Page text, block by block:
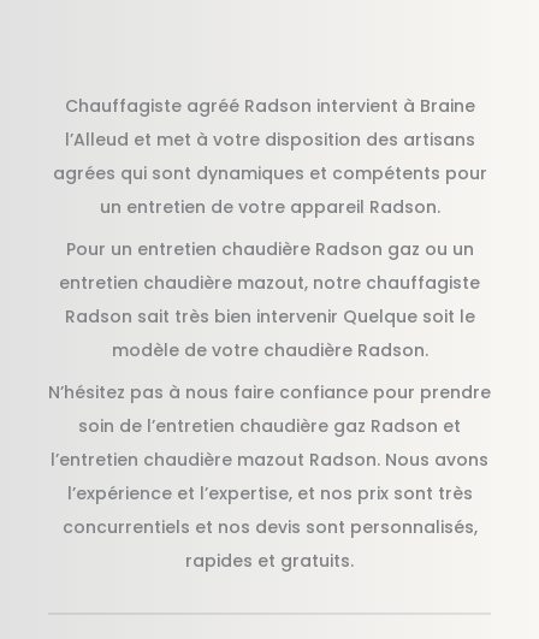
Chauffagiste agréé Radson intervient à Braine
l’Alleud et met à votre disposition des artisans
agrées qui sont dynamiques et compétents pour
un entretien de votre appareil Radson.
Pour un entretien chaudière Radson gaz ou un
entretien chaudière mazout, notre chauffagiste
Radson sait très bien intervenir Quelque soit le
modèle de votre chaudière Radson.
N’hésitez pas à nous faire confiance pour prendre
soin de l’entretien chaudière gaz Radson et
l’entretien chaudière mazout Radson. Nous avons
l’expérience et l’expertise, et nos prix sont très
concurrentiels et nos devis sont personnalisés,
rapides et gratuits.